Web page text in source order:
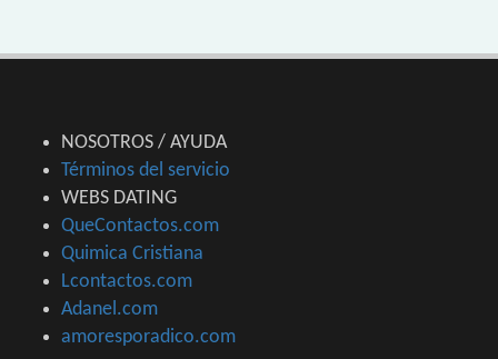
NOSOTROS / AYUDA
Términos del servicio
WEBS DATING
QueContactos.com
Quimica Cristiana
Lcontactos.com
Adanel.com
amoresporadico.com